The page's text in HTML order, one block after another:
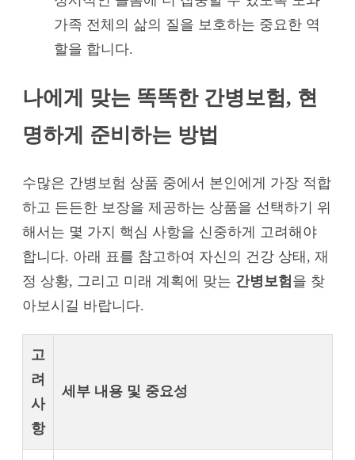
가족 전체의 삶의 질을 보호하는 중요한 역
할을 합니다.
나에게 맞는 똑똑한 간병보험, 현
명하게 준비하는 방법
수많은 간병보험 상품 중에서 본인에게 가장 적합
하고 든든한 보장을 제공하는 상품을 선택하기 위
해서는 몇 가지 핵심 사항을 신중하게 고려해야
합니다. 아래 표를 참고하여 자신의 건강 상태, 재
정 상황, 그리고 미래 계획에 맞는 간병보험을 찾
아보시길 바랍니다.
고
려
사
항
세부 내용 및 중요성